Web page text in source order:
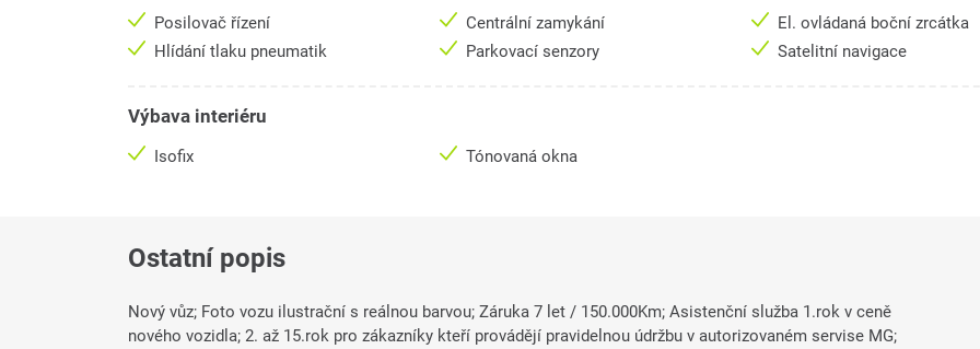
Posilovač řízení Centrální zamykání El. ovládaná boční zrcátka
Hlídání tlaku pneumatik
Parkovací senzory Satelitní navigace
Výbava interiéru
Isofix Tónovaná okna
Ostatní popis
Nový vůz; Foto vozu ilustrační s reálnou barvou; Záruka 7 let / 150.000Km; Asistenční služba 1.rok v ceně
nového vozidla; 2. až 15.rok pro zákazníky kteří provádějí pravidelnou údržbu v autorizovaném servise MG;